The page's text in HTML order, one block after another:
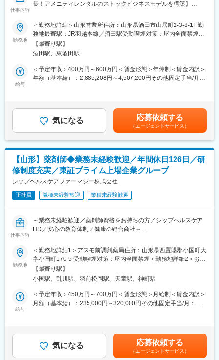
■薬剤師→管理薬剤師→エリアマネージャーを目指せます。個々人
の能力によりますが、2～3年でキャリアアップが可能です。ま
た、管理薬剤師になると月2.5万円の昇給が行われます。
■ご希望によっては、薬剤師専任・マネジメントとしてのキャリア
だけではなく、採用担当／研修担当／本社勤務へのキャリアチェ
ンジも可能です。
■平均残業時間 月11.9時間
■年休126日相当（126日×8時間＝1,008時間）
■中途入社ならではの悩みを解消し、さくら薬局グループのビジョ
ンや社内規定などをご案内。同期入社の方との繋がりを踏まえ、
『さくら薬局の薬剤師』として、安心してキャリアをスタートい
ただくための研修です。
■【生涯学習講座】【薬局薬剤師総論】【疾患別ベーシック講座】
【疾患別アドバンス講座】等、薬局薬剤師・かかりつけ薬剤師に
必要な知識を習得することができます。
仕事内容
長！アメニティレンタルのストックビジネスモデルを構築】
を図るため、このたび新たな仲間をお迎えすることとなりまし
た。
■業務詳細：
病院や介護施設に向けて、入院・入所時に必要な衣類やタオル、
日用品などをレンタルできる「アメニティサポートシステム」を
提案する営業です。ニーズに応じて、人材派遣・紹介サービスや
献性も高く、今後の高齢化社会において成長が見込める成長産業
です。 また、病院や介護施設の業務軽減に貢献する事で、患者
様、利用者様へのサービス向上に直結する為、大変やりがいのあ
■キャリアアップについて：
本人の頑張りを昇給、昇格にて評価される制度が御座います。ま
た、事業拡大に伴い、新規の営業所も出店しており、営業所長や
エリアを管理する責任者などのポストがある為、早期のキャリア
アップが見込めます。 ※実際に入社4年前後で所長になった中途入
社の方もいらっしゃいます。
■会社情報：
当社は入院中に必要となるアメニティ(パジャマ・タオル・日用
品）をレンタルするアメニティサポートシステムを提供している
レンタルだけでなく、病院・介護施設内での申込の受付業務から
ご利用者への提供・回収・請求まで全て弊社で受け持っておりま
す。そのため医療・介護施設の業務負担の軽減もでき多くのメリ
ットがあります。拠点は北海道から九州まで展開し、毎年増収・
変更の範囲：会社の定める業務
勤務地
＜勤務地詳細＞山形営業所住所：山形県酒田市山居町2-3-8-1F 勤
務地最寄駅：JR羽越本線／酒田駅受動喫煙対策：屋内全面禁煙変
更の範囲：会社の定める事業所
【最寄り駅】
酒田駅、東酒田駅
給与
＜予定年収＞400万円～600万円＜賃金形態＞年俸制＜賃金内訳＞
年額（基本給）：2,885,208円～4,507,200円その他固定手当/月：
無＞有＜残業手当＞有＜給与補足＞※経験・能力・前職の給与など
を考慮するため上下する可能性があります・評価：年2回（4月・
10月/売上実績だけでなく取り組み姿勢や提案プロセスなどの定性
評価も重視）・年収例：370-480万円(主任/入社2-3年)⇒420-550
万円(係長/入社3-5年)賃金はあくまでも目安の金額であり、選考を
通じて上下する可能性があります。月給(月額)は固定手当を含めた
表記です。
気になる 応募依頼する
（エージェントサービス）
【山形】薬剤師◆業務未経験歓迎／年間休日126日／研
修制度充実／東証プライム上場企業グループ
シップヘルスケアファーマシー株式会社
正社員 職種未経験歓迎 業種未経験歓迎
仕事内容
～業務未経験歓迎／薬剤師資格をお持ちの方／シップヘルスケア
HD／安心の教育体制／健康の総合商社～
■仕事内容：
処方監査、調剤、服薬支援、薬歴管理、在宅業務、OTC販売など
■診療科目：
一般内科／消化器内科／循環器内科／呼吸器内科／神経内科／脳
神経外科／整形外科／精神科・心療内科／眼科／耳鼻咽喉科／皮
膚科／泌尿器科／小児科
■勤務先店舗情報：
おぐに調剤薬局：山形県西置賜郡小国町大字岩井沢425-11
勤務地
＜勤務地詳細1＞アスモ前調剤薬局住所：山形県西置賜郡小国町大
字小国町170-5 受動喫煙対策：屋内全面禁煙＜勤務地詳細2＞おぐ
に調剤薬局住所：山形県西置賜郡小国町大字岩井沢425-11 受動喫
煙対策：屋内全面禁煙＜勤務地詳細3＞マルマン調剤薬局(久野本)
駅受動喫煙対策：屋内全面禁煙変更の範囲：会社の定める事業所
【最寄り駅】
小国駅、乱川駅、羽前松岡駅、天童駅、神町駅
給与
＜予定年収＞450万円～700万円＜賃金形態＞月給制＜賃金内訳＞
月額（基本給）：235,000円～320,000円その他固定手当/月：
回（6月）■賞与：年2回（7月／12月）■決算賞与あり（業績によ
り3月に支給）■研修認定薬剤師手当：5,000円賃金はあくまでも
目安の金額であり、選考を通じて上下する可能性があります。月
気になる 応募依頼する
（エージェントサービス）